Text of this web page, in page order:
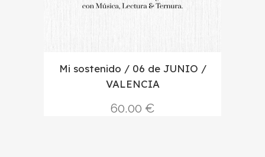
Mi sostenido / 06 de JUNIO /
VALENCIA
60.00 €